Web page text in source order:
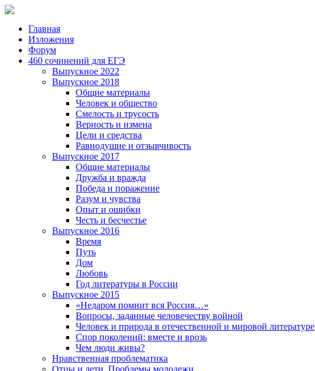
Главная
Изложения
Форум
460 сочинений для ЕГЭ
Выпускное 2022
Выпускное 2018
Общие материалы
Человек и общество
Смелость и трусость
Верность и измена
Цели и средства
Равнодушие и отзывчивость
Выпускное 2017
Общие материалы
Дружба и вражда
Победа и поражение
Разум и чувства
Опыт и ошибки
Честь и бесчестье
Выпускное 2016
Время
Путь
Дом
Любовь
Год литературы в России
Выпускное 2015
«Недаром помнит вся Россия…»
Вопросы, заданные человечеству войной
Человек и природа в отечественной и мировой литературе
Спор поколений: вместе и врозь
Чем люди живы?
Нравственная проблематика
Отцы и дети. Проблемы молодежи